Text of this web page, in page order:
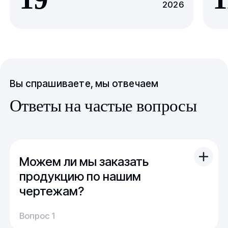
2026
Вы спрашиваете, мы отвечаем
Ответы на частые вопросы
Можем ли мы заказать
продукцию по нашим
чертежам?
Вы можете отправить свой чертеж/проект
(в т.ч. примерный) с техническим заданием.
Вопрос 1